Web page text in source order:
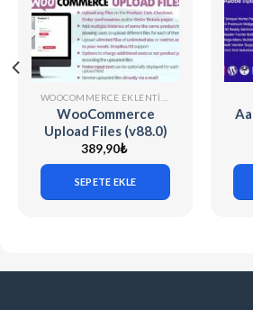
WooCommerce
Upload Files (v88.0)
389,90₺
SEPETE EKLE